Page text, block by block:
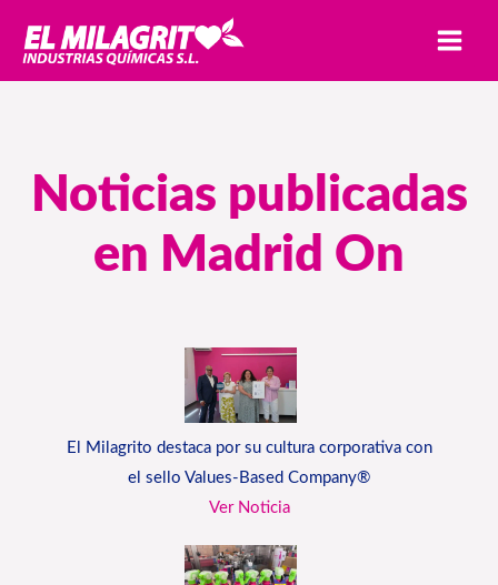
Noticias publicadas
en Madrid On
El Milagrito destaca por su cultura corporativa con
el sello Values-Based Company®
Ver Noticia